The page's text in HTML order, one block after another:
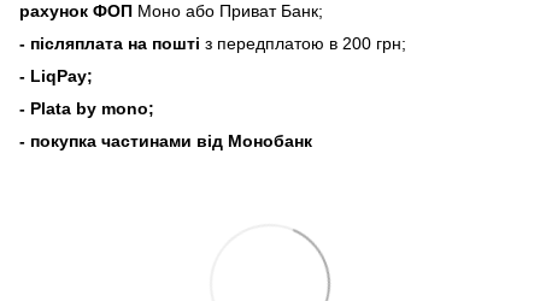
рахунок ФОП Моно або Приват Банк;
- післяплата на пошті з передплатою в 200 грн;
- LiqPay;
- Plata by mono;
- покупка частинами від Монобанк